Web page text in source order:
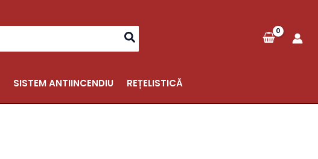
SISTEM ANTIINCENDIU
REȚELISTICĂ